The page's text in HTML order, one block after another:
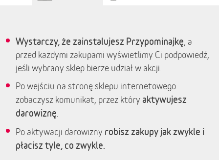
Wystarczy, że zainstalujesz Przypominajkę, a
przed każdymi zakupami wyświetlimy Ci podpowiedź,
jeśli wybrany sklep bierze udział w akcji.
Po wejściu na stronę sklepu internetowego
zobaczysz komunikat, przez który aktywujesz
darowiznę
Po aktywacji darowizny robisz zakupy jak zwykle i
płacisz tyle, co zwykle.